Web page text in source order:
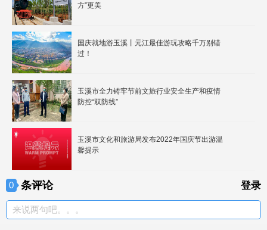
方”更美
国庆就地游玉溪丨元江最佳游玩攻略千万别错
过！
玉溪市全力铸牢节前文旅行业安全生产和疫情
防控“双防线”
玉溪市文化和旅游局发布2022年国庆节出游温
馨提示
0 条评论 登录
来说两句吧。。。